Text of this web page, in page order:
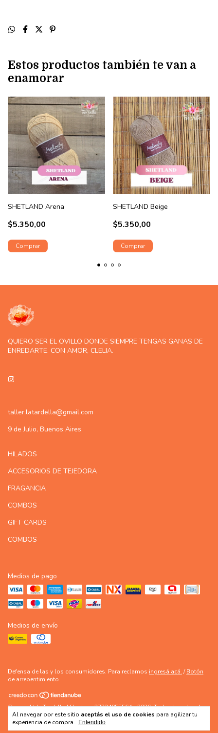
Al navegar por este sitio aceptás el uso de cookies para agilizar tu
experiencia de compra.
Entendido
Estos productos también te van a
enamorar
SHETLAND Arena
$5.350,00
SHETLAND Beige
$5.350,00
QUIERO SER EL OVILLO DONDE SIEMPRE TENGAS GANAS DE
ENREDARTE. CON AMOR, CLELIA.
taller.latardella@gmail.com
9 de Julio, Buenos Aires
HILADOS
ACCESORIOS DE TEJEDORA
FRAGANCIA
COMBOS
GIFT CARDS
COMBOS
Medios de pago
Medios de envío
Defensa de las y los consumidores. Para reclamos ingresá acá. / Botón
de arrepentimiento
Copyright LaTardella Hilados - 27234055564 - 2026. Todos los derechos
reservados.